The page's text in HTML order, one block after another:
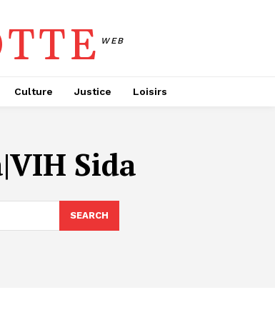
WEB
Culture Justice Loisirs
Sida
SEARCH